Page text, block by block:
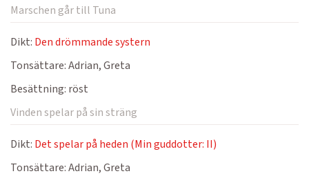
Marschen går till Tuna
Dikt: Den drömmande systern
Tonsättare:Adrian, Greta
Besättning: röst
Vinden spelar på sin sträng
Dikt: Det spelar på heden (Min guddotter: II)
Tonsättare:Adrian, Greta